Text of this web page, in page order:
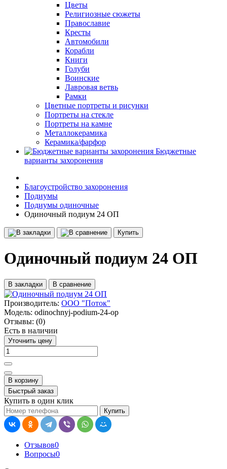
Цветы
Религиозные сюжеты
Православие
Кресты
Автомобили
Корабли
Книги
Голуби
Воинские
Лавровая ветвь
Рамки
Цветные портреты и рисунки
Портреты на стекле
Портреты на камне
Металлокерамика
Керамика/фарфор
Бюджетные
варианты захоронения
Благоустройство захоронения
Подиумы
Подиумы одиночные
Одиночный подиум 24 ОП
Купить
Одиночный подиум 24 ОП
В закладки В сравнение
Производитель: ООО "Поток"
Модель: odinochnyj-podium-24-op
Отзывы: (0)
Есть в наличии
Уточнить цену
В корзину
Быстрый заказ
Купить в один клик
Купить
Отзывов0
Вопросы0